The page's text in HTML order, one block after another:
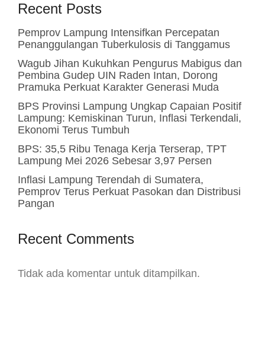
Recent Posts
Pemprov Lampung Intensifkan Percepatan
Penanggulangan Tuberkulosis di Tanggamus
Wagub Jihan Kukuhkan Pengurus Mabigus dan
Pembina Gudep UIN Raden Intan, Dorong
Pramuka Perkuat Karakter Generasi Muda
BPS Provinsi Lampung Ungkap Capaian Positif
Lampung: Kemiskinan Turun, Inflasi Terkendali,
Ekonomi Terus Tumbuh
BPS: 35,5 Ribu Tenaga Kerja Terserap, TPT
Lampung Mei 2026 Sebesar 3,97 Persen
Inflasi Lampung Terendah di Sumatera,
Pemprov Terus Perkuat Pasokan dan Distribusi
Pangan
Recent Comments
Tidak ada komentar untuk ditampilkan.